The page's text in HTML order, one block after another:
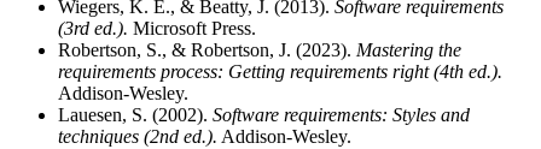
Wiegers, K. E., & Beatty, J. (2013). Software requirements
(3rd ed.). Microsoft Press.
Robertson, S., & Robertson, J. (2023). Mastering the
requirements process: Getting requirements right (4th ed.).
Addison-Wesley.
Lauesen, S. (2002). Software requirements: Styles and
techniques (2nd ed.). Addison-Wesley.